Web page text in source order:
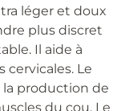
léger et doux
plus discret
Il aide à
cervicales. Le
production de
du cou. Le